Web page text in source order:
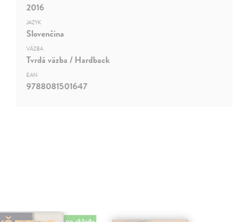
2016
JAZYK
Slovenčina
VÄZBA
Tvrdá väzba / Hardback
EAN
9788081501647